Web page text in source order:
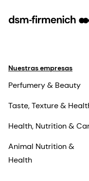
Nuestras empresas
Perfumery & Beauty
Taste, Texture &
Health, Nutrition &
Animal Nutrition &
Health